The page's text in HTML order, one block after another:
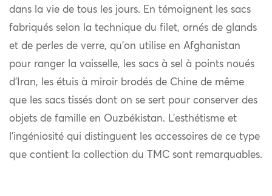
dans la vie de tous les jours. En témoignent les sacs
fabriqués selon la technique du filet, ornés de glands
et de perles de verre, qu’on utilise en Afghanistan
pour ranger la vaisselle, les sacs à sel à points noués
d’Iran, les étuis à miroir brodés de Chine de même
que les sacs tissés dont on se sert pour conserver des
objets de famille en Ouzbékistan. L’esthétisme et
l’ingéniosité qui distinguent les accessoires de ce type
que contient la collection du TMC sont remarquables.